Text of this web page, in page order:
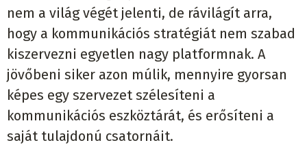
nem a világ végét jelenti, de rávilágít arra,
hogy a kommunikációs stratégiát nem szabad
kiszervezni egyetlen nagy platformnak. A
jövőbeni siker azon múlik, mennyire gyorsan
képes egy szervezet szélesíteni a
kommunikációs eszköztárát, és erősíteni a
saját tulajdonú csatornáit.